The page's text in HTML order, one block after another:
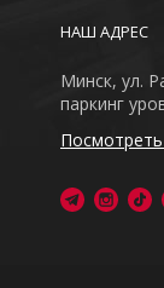
НАШ АДРЕС
Минск, ул.
паркинг